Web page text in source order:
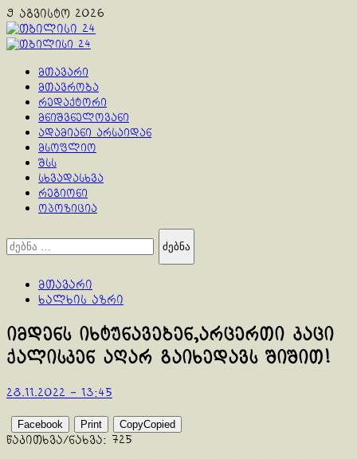
Skip
to
content
9 აგვისტო 2026
Primary
მთავარი
მთავრობა
რედაქტორი
მნიშვნელოვანი
ადამიანი არსაიდან
მსოფლიო
შსს
სხვადასხვა
რეგიონი
ოპოზიცია
ძებნა:
მთავარი
ხალხის აზრი
იმდენს იხტუნავებენ,არცერთი კაცი
ქალისკენ აღარ გაიხედავს შიშით!
28.11.2022 - 13:45
Facebook Print CopyCopied
წაკითხვა/ნახვა: 725